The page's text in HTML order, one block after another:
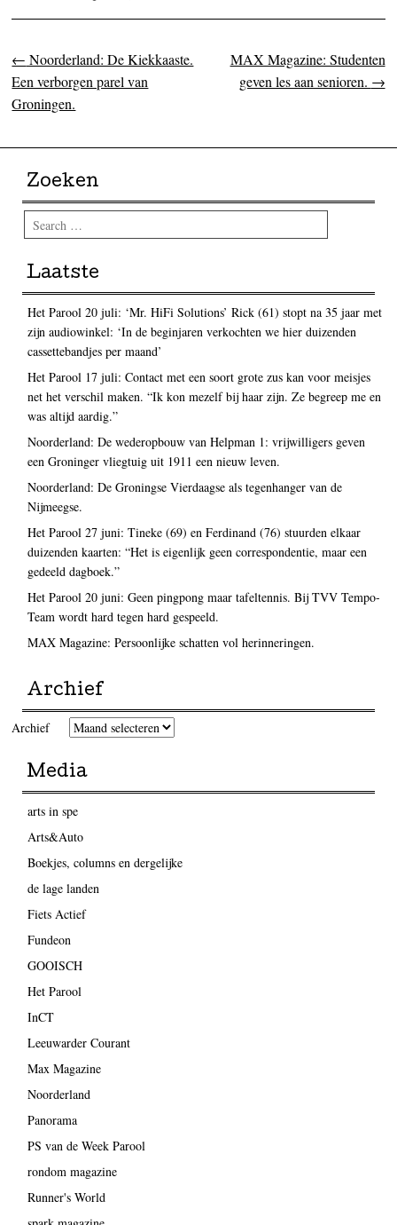
Post navigation
← Noorderland: De Kiekkaaste.
Een verborgen parel van
Groningen.
MAX Magazine: Studenten
geven les aan senioren. →
Zoeken
Search
Laatste
Het Parool 20 juli: ‘Mr. HiFi Solutions’ Rick (61) stopt na 35 jaar met
zijn audiowinkel: ‘In de beginjaren verkochten we hier duizenden
cassettebandjes per maand’
Het Parool 17 juli: Contact met een soort grote zus kan voor meisjes
net het verschil maken. “Ik kon mezelf bij haar zijn. Ze begreep me en
was altijd aardig.”
Noorderland: De wederopbouw van Helpman 1: vrijwilligers geven
een Groninger vliegtuig uit 1911 een nieuw leven.
Noorderland: De Groningse Vierdaagse als tegenhanger van de
Nijmeegse.
Het Parool 27 juni: Tineke (69) en Ferdinand (76) stuurden elkaar
duizenden kaarten: “Het is eigenlijk geen correspondentie, maar een
gedeeld dagboek.”
Het Parool 20 juni: Geen pingpong maar tafeltennis. Bij TVV Tempo-
Team wordt hard tegen hard gespeeld.
MAX Magazine: Persoonlijke schatten vol herinneringen.
Archief
Archief
Media
arts in spe
Arts&Auto
Boekjes, columns en dergelijke
de lage landen
Fiets Actief
Fundeon
GOOISCH
Het Parool
InCT
Leeuwarder Courant
Max Magazine
Noorderland
Panorama
PS van de Week Parool
rondom magazine
Runner's World